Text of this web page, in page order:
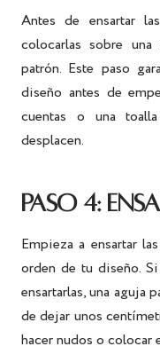
Antes de ensartar
colocarlas sobre
patrón. Este paso
diseño antes de
cuentas o una
desplacen.
PASO 4:
Empieza a ensartar
orden de tu diseño.
ensartarlas, una aguja
de dejar unos
hacer nudos o colocar